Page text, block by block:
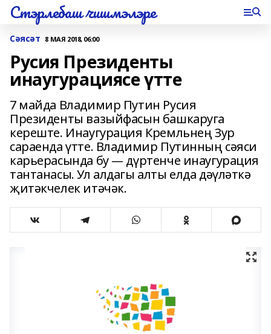
Стэрлебаш чишмэлэре
Сәясәт 8 МАЯ 2018, 06:00
Русия Президенты
инаугурациясе үтте
7 майда Владимир Путин Русия
Президенты вазыйфасын башкаруга
кереште. Инаугурация Кремльнең Зур
сараенда үтте. Владимир Путинның сәяси
карьерасында бу — дүртенче инаугурация
тантанасы. Ул алдагы алты елда дәүләткә
җитәкчелек итәчәк.